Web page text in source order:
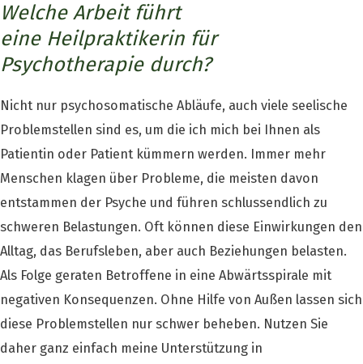
Welche Arbeit führt
eine Heilpraktikerin für
Psychotherapie durch?
Nicht nur psychosomatische Abläufe, auch viele seelische
Problemstellen sind es, um die ich mich bei Ihnen als
Patientin oder Patient kümmern werden. Immer mehr
Menschen klagen über Probleme, die meisten davon
entstammen der Psyche und führen schlussendlich zu
schweren Belastungen. Oft können diese Einwirkungen den
Alltag, das Berufsleben, aber auch Beziehungen belasten.
Als Folge geraten Betroffene in eine Abwärtsspirale mit
negativen Konsequenzen. Ohne Hilfe von Außen lassen sich
diese Problemstellen nur schwer beheben. Nutzen Sie
daher ganz einfach meine Unterstützung in